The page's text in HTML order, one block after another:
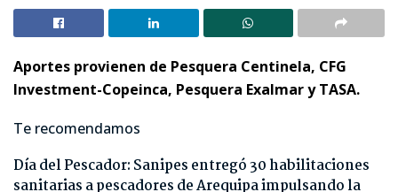
Aportes provienen de Pesquera Centinela, CFG
Investment-Copeinca, Pesquera Exalmar y TASA.
Te recomendamos
Día del Pescador: Sanipes entregó 30 habilitaciones
sanitarias a pescadores de Arequipa impulsando la